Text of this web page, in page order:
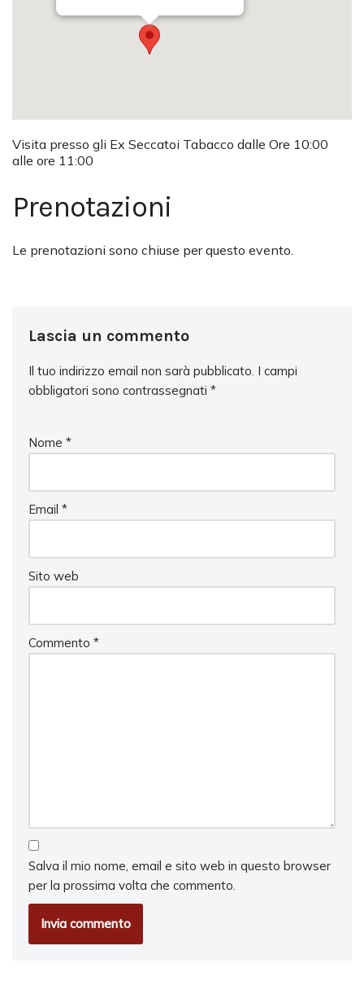
Visita presso gli Ex Seccatoi Tabacco dalle Ore 10:00
alle ore 11:00
Prenotazioni
Le prenotazioni sono chiuse per questo evento.
Lascia un commento
Il tuo indirizzo email non sarà pubblicato. I campi
obbligatori sono contrassegnati *
Nome *
Email *
Sito web
Commento *
Salva il mio nome, email e sito web in questo browser
per la prossima volta che commento.